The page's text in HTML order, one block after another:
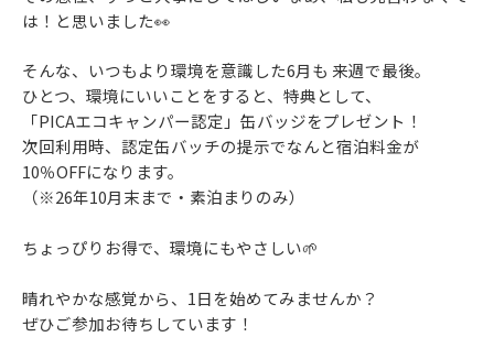
は！と思いました👀
そんな、いつもより環境を意識した6月も 来週で最後。
ひとつ、環境にいいことをすると、特典として、
「PICAエコキャンパー認定」缶バッジをプレゼント！
次回利用時、認定缶バッチの提示でなんと宿泊料金が
10％OFFになります。
（※26年10月末まで・素泊まりのみ）
ちょっぴりお得で、環境にもやさしい🌱
晴れやかな感覚から、1日を始めてみませんか？
ぜひご参加お待ちしています！